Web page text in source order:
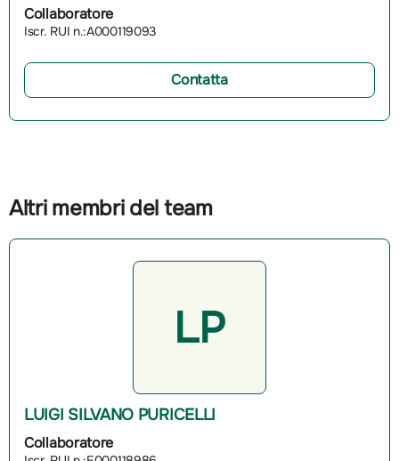
Collaboratore
Iscr. RUI n.:A000119093
Contatta
Altri membri del team
LP
LUIGI SILVANO PURICELLI
Collaboratore